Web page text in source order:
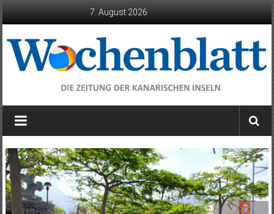
7. August 2026
Wochenblatt
die
der
Kanarischen
Inseln